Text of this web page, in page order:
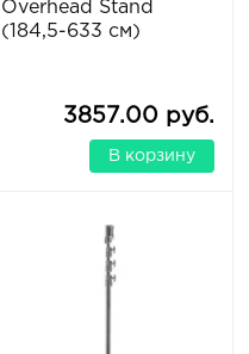
Overhead Stand
(184,5-633 см)
3857.00 руб.
В корзину